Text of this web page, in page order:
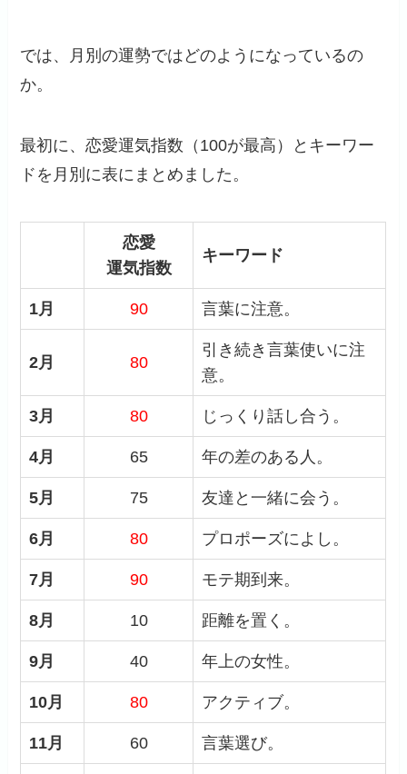
では、月別の運勢ではどのようになっているの
か。
最初に、恋愛運気指数（100が最高）とキーワー
ドを月別に表にまとめました。
恋愛
運気指数
キーワード
1月 90 言葉に注意。
2月 80
引き続き言葉使いに注
意。
3月 80 じっくり話し合う。
4月 65 年の差のある人。
5月 75 友達と一緒に会う。
6月 80 プロポーズによし。
7月 90 モテ期到来。
8月 10 距離を置く。
9月 40 年上の女性。
10月 80 アクティブ。
11月 60 言葉選び。